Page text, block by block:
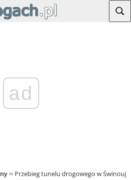
ad
Przebieg tunelu drogowego w